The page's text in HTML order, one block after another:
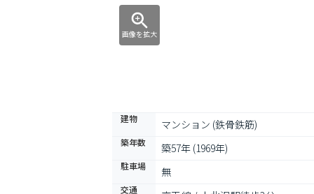
画像を拡大
建物 マンション (鉄骨鉄筋)
築年数 築57年 (1969年)
駐車場 無
交通